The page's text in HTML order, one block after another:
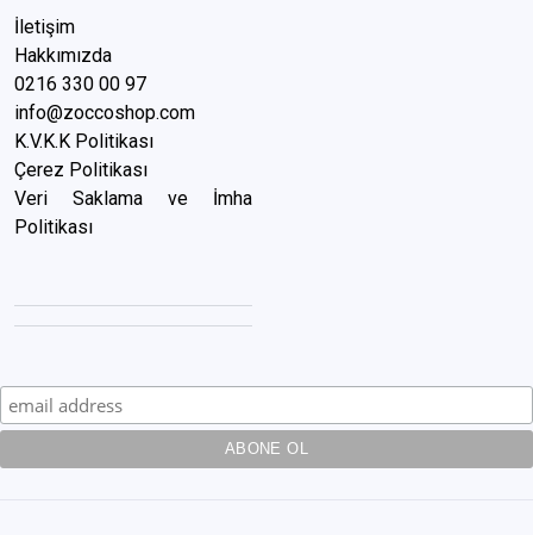
İletişim
Hakkımızda
0216 330 00 97
info@zoccoshop.com
K.V.K.K Politikası
Çerez Politikası
Veri Saklama ve İmha
Politikası